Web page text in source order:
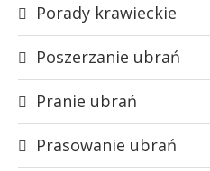
Porady krawieckie
Poszerzanie ubrań
Pranie ubrań
Prasowanie ubrań